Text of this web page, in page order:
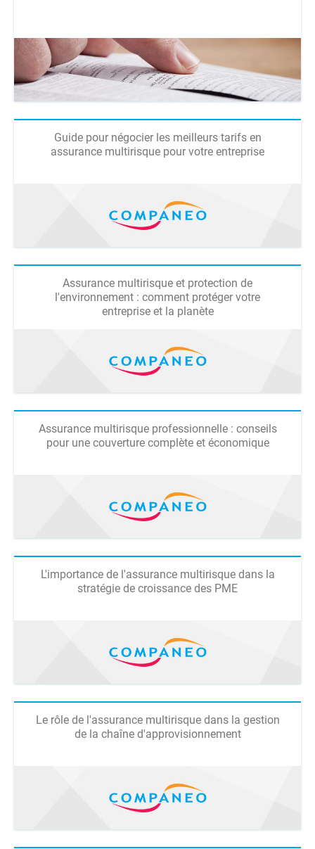
Guide pour négocier les meilleurs tarifs en
assurance multirisque pour votre entreprise
Assurance multirisque et protection de
l'environnement : comment protéger votre
entreprise et la planète
Assurance multirisque professionnelle : conseils
pour une couverture complète et économique
L'importance de l'assurance multirisque dans la
stratégie de croissance des PME
Le rôle de l'assurance multirisque dans la gestion
de la chaîne d'approvisionnement